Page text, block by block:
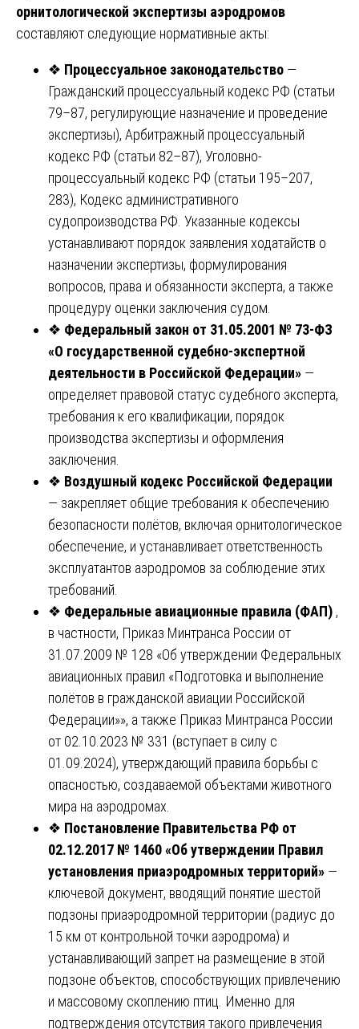
орнитологической экспертизы аэродромов
составляют следующие нормативные акты:
❖ Процессуальное законодательство —
Гражданский процессуальный кодекс РФ (статьи
79–87, регулирующие назначение и проведение
экспертизы), Арбитражный процессуальный
кодекс РФ (статьи 82–87), Уголовно-
процессуальный кодекс РФ (статьи 195–207,
283), Кодекс административного
судопроизводства РФ. Указанные кодексы
устанавливают порядок заявления ходатайств о
назначении экспертизы, формулирования
вопросов, права и обязанности эксперта, а также
процедуру оценки заключения судом.
❖ Федеральный закон от 31.05.2001 № 73-ФЗ
«О государственной судебно-экспертной
деятельности в Российской Федерации» —
определяет правовой статус судебного эксперта,
требования к его квалификации, порядок
производства экспертизы и оформления
заключения.
❖ Воздушный кодекс Российской Федерации
— закрепляет общие требования к обеспечению
безопасности полётов, включая орнитологическое
обеспечение, и устанавливает ответственность
эксплуатантов аэродромов за соблюдение этих
требований.
❖ Федеральные авиационные правила (ФАП) ,
в частности, Приказ Минтранса России от
31.07.2009 № 128 «Об утверждении Федеральных
авиационных правил «Подготовка и выполнение
полётов в гражданской авиации Российской
Федерации»», а также Приказ Минтранса России
от 02.10.2023 № 331 (вступает в силу с
01.09.2024), утверждающий правила борьбы с
опасностью, создаваемой объектами животного
мира на аэродромах.
❖ Постановление Правительства РФ от
02.12.2017 № 1460 «Об утверждении Правил
установления приаэродромных территорий» —
ключевой документ, вводящий понятие шестой
подзоны приаэродромной территории (радиус до
15 км от контрольной точки аэродрома) и
устанавливающий запрет на размещение в этой
подзоне объектов, способствующих привлечению
и массовому скоплению птиц. Именно для
подтверждения отсутствия такого привлечения